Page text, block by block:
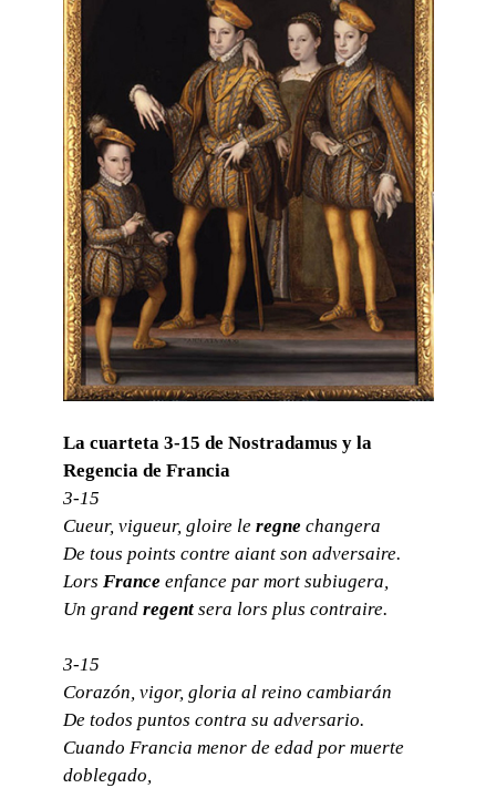
La cuarteta 3-15 de Nostradamus y la
Regencia de Francia
3-15
Cueur, vigueur, gloire le regne changera
De tous points contre aiant son adversaire.
Lors France enfance par mort subiugera,
Un grand regentsera lors plus contraire.
3-15
Corazón, vigor, gloria al reino cambiarán
De todos puntos contra su adversario.
Cuando Francia menor de edad por muerte
doblegado,